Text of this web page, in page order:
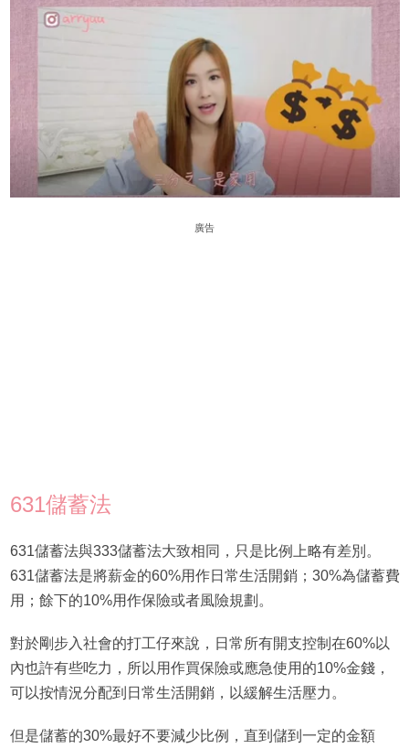
廣告
631儲蓄法
631儲蓄法與333儲蓄法大致相同，只是比例上略有差別。
631儲蓄法是將薪金的60%用作日常生活開銷；30%為儲蓄費
用；餘下的10%用作保險或者風險規劃。
對於剛步入社會的打工仔來說，日常所有開支控制在60%以
內也許有些吃力，所以用作買保險或應急使用的10%金錢，
可以按情況分配到日常生活開銷，以緩解生活壓力。
但是儲蓄的30%最好不要減少比例，直到儲到一定的金額